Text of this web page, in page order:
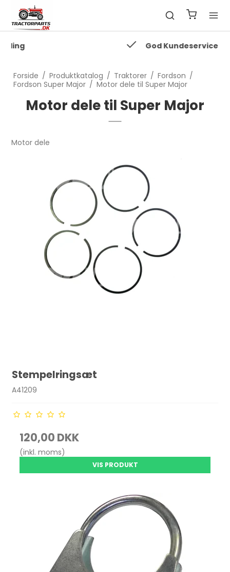
God Kundeservice
Forside / Produktkatalog / Traktorer / Fordson /
Fordson Super Major / Motor dele til Super Major
Motor dele til Super Major
Motor dele
Stempelringsæt
A41209
120,00 DKK
(inkl. moms)
VIS PRODUKT